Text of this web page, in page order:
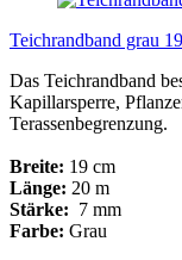
Teichrandband grau
Das Teichrandband
Kapillarsperre,
Terassenbegrenzung.
Breite: 19 cm
Länge: 20 m
Stärke: 7 mm
Farbe: Grau